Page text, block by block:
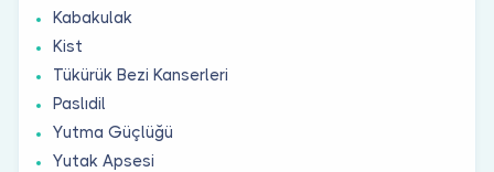
Kabakulak
Kist
Tükürük Bezi Kanserleri
Paslıdil
Yutma Güçlüğü
Yutak Apsesi